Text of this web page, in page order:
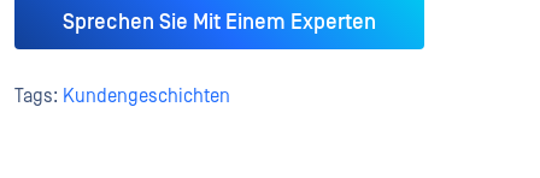
Sprechen Sie Mit Einem Experten
Tags: Kundengeschichten